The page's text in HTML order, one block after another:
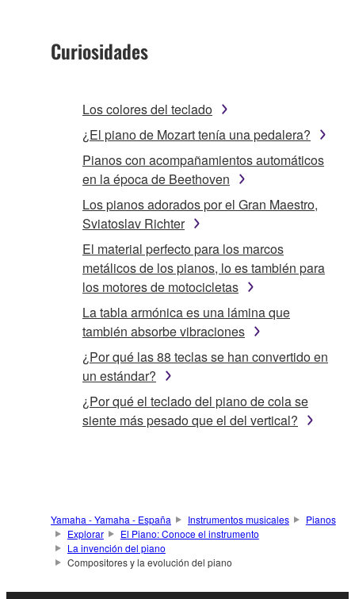
Curiosidades
Los colores del teclado
¿El piano de Mozart tenía una pedalera?
Pianos con acompañamientos automáticos
en la época de Beethoven
Los pianos adorados por el Gran Maestro,
Sviatoslav Richter
El material perfecto para los marcos
metálicos de los pianos, lo es también para
los motores de motocicletas
La tabla armónica es una lámina que
también absorbe vibraciones
¿Por qué las 88 teclas se han convertido en
un estándar?
¿Por qué el teclado del piano de cola se
siente más pesado que el del vertical?
Yamaha - Yamaha - España Instrumentos musicales
Pianos
Explorar
El Piano: Conoce el instrumento
La invención del piano
Compositores y la evolución del piano